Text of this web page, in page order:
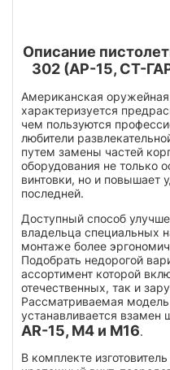
Описание
302 (АР-15, СТ-
Американская
характеризуется
чем пользуются
любители
путем замены частей
оборудования не только
винтовки, но и повышает
последней.
Доступный способ
владельца специальных
монтаже более
Подобрать недорогой
ассортимент которой
отечественных, так и
Рассматриваемая модель
устанавливается взамен
AR-15, M4 и M16.
В комплекте